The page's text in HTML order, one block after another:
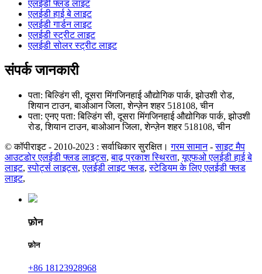
एलईडी फ्लड लाइट
एलईडी हाई बे लाइट
एलईडी गार्डन लाइट
एलईडी स्ट्रीट लाइट
एलईडी सोलर स्ट्रीट लाइट
संपर्क जानकारी
पता: बिल्डिंग सी, दूसरा मिंगजिनहाई औद्योगिक पार्क, झोउशी रोड,
शियान टाउन, बाओआन जिला, शेन्ज़ेन शहर 518108, चीन
पता: एनए पता: बिल्डिंग सी, दूसरा मिंगजिनहाई औद्योगिक पार्क, झोउशी
रोड, शियान टाउन, बाओआन जिला, शेन्ज़ेन शहर 518108, चीन
© कॉपीराइट - 2010-2023 : सर्वाधिकार सुरक्षित। गरम सामान-साइट मैप
आउटडोर एलईडी फ्लड लाइट्स,बाढ़ प्रकाश स्थिरता,यूएफओ एलईडी हाई बे
लाइट,स्पोर्ट्स लाइट्स,एलईडी लाइट फ्लड,स्टेडियम के लिए एलईडी फ्लड
लाइट,
फ़ोन
फ़ोन
+86 18123928968